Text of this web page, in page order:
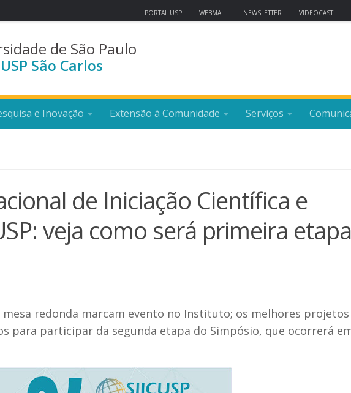
PORTAL USP WEBMAIL NEWSLETTER VIDEOCAST
de São Paulo
São Carlos
e Inovação Extensão à Comunidade Serviços
de Iniciação Científica e
veja como será primeira
redonda marcam evento no Instituto; os melhores projetos
para participar da segunda etapa do Simpósio, que ocorrerá